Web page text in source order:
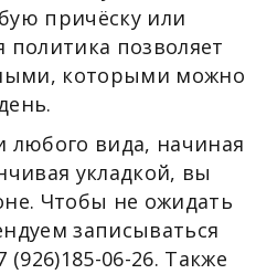
причёску или
позволяет
которыми можно
любого вида, начиная
укладкой, вы
Чтобы не ожидать
записываться
06-26. Также